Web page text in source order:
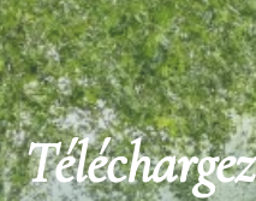
Téléchargez